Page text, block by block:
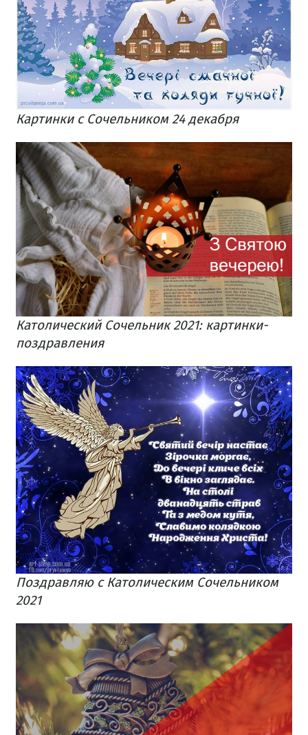
Картинки с Сочельником 24 декабря
Католический Сочельник 2021: картинки-
поздравления
Поздравляю с Католическим Сочельником
2021